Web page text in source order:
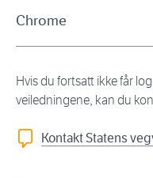
Chrome
Hvis du fortsatt ikke får
veiledningene, kan du
Kontakt Statens